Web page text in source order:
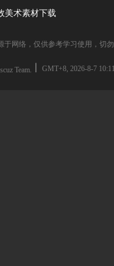
美术素材下载
于网络，仅供参考学习使用，切
Team. GMT+8, 2026-8-7